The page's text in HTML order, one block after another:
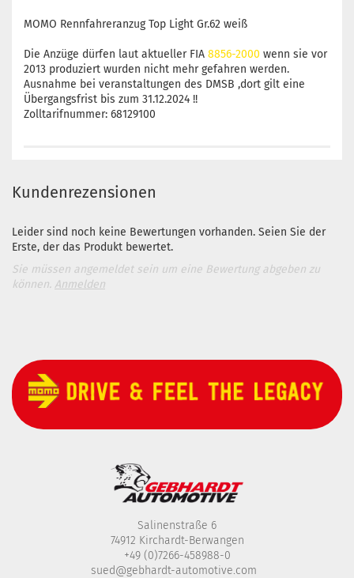
MOMO Rennfahreranzug Top Light Gr.62 weiß
Die Anzüge dürfen laut aktueller FIA 8856-2000 wenn sie vor
2013 produziert wurden nicht mehr gefahren werden.
Ausnahme bei veranstaltungen des DMSB ,dort gilt eine
Übergangsfrist bis zum 31.12.2024 !!
Zolltarifnummer: 68129100
Kundenrezensionen
Leider sind noch keine Bewertungen vorhanden. Seien Sie der
Erste, der das Produkt bewertet.
Sie müssen angemeldet sein um eine Bewertung abgeben zu
können. Anmelden
Salinenstraße 6
74912 Kirchardt-Berwangen
+49 (0)7266-458988-0
sued@gebhardt-automotive.com